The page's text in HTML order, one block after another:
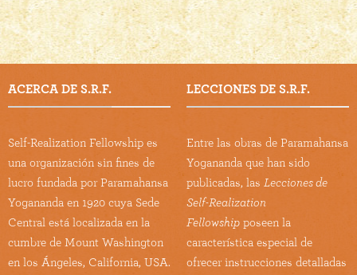
ACERCA DE S.R.F.
Self-Realization Fellowship es
una organización sin fines de
lucro fundada por Paramahansa
Yogananda en 1920 cuya Sede
Central está localizada en la
cumbre de Mount Washington
en los Ángeles, California, USA.
LECCIONES DE S.R.F.
Entre las obras de Paramahansa
Yogananda que han sido
publicadas, las Lecciones de
Self-Realization
Fellowship poseen la
característica especial de
ofrecer instrucciones detalladas